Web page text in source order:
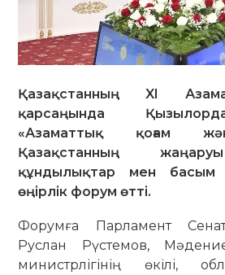
Қазақстанның XI
қарсаңында
«Азаматтық қоғам
Қазақстанның
құндылықтар мен басым
өңірлік форум өтті.
Форумға Парламент
Руслан Рүстемов,
министрлігінің өкілі,